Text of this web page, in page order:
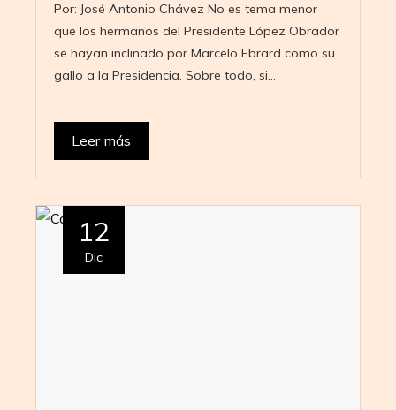
Por: José Antonio Chávez No es tema menor
que los hermanos del Presidente López Obrador
se hayan inclinado por Marcelo Ebrard como su
gallo a la Presidencia. Sobre todo, si…
Leer más
12
Dic